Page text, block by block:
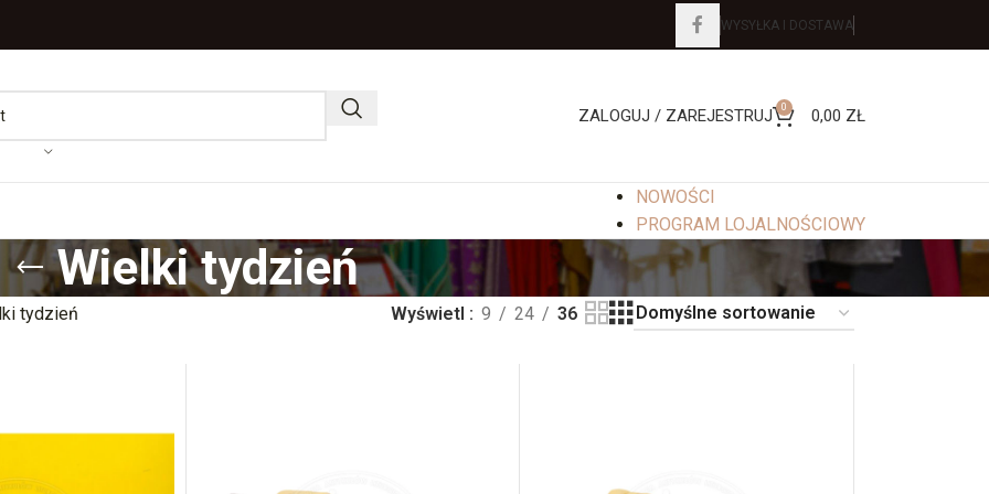
WYSYŁKA I DOSTAWA
ZALOGUJ / ZAREJESTRUJ 0 0,00 ZŁ
NOWOŚCI
PROGRAM LOJALNOŚCIOWY
Wielki tydzień
tydzień Wyświetl 9 24 36